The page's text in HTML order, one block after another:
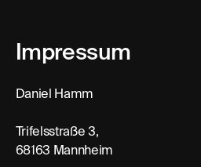
Impressum
Daniel Hamm
Trifelsstraße 3,
68163 Mannheim